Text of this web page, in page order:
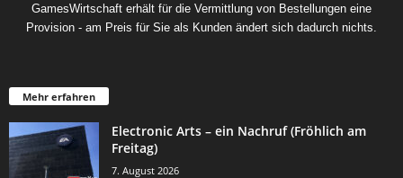
GamesWirtschaft erhält für die Vermittlung von Bestellungen eine
Provision - am Preis für Sie als Kunden ändert sich dadurch nichts.
Mehr erfahren
Electronic Arts – ein Nachruf (Fröhlich am
Freitag)
7. August 2026